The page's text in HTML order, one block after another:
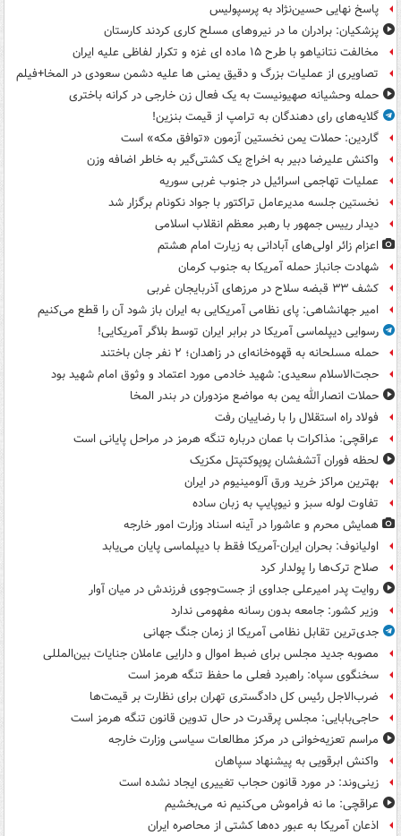
پاسخ نهایی حسین‌نژاد به پرسپولیس
پزشکیان: برادران ما در نیروهای مسلح کاری کردند کارستان
مخالفت نتانیاهو با طرح ۱۵ ماده ای غزه و تکرار لفاظی علیه ایران
تصاویری از عملیات بزرگ و دقیق یمنی ها علیه دشمن سعودی در المخا+فیلم
حمله وحشیانه صهیونیست به یک فعال زن خارجی در کرانه باختری
گلایه‌های رای دهندگان به ترامپ از قیمت بنزین!
گاردین: حملات یمن نخستین آزمون «توافق مکه» است
واکنش علیرضا دبیر به اخراج یک کشتی‌گیر به خاطر اضافه وزن
عملیات تهاجمی اسرائیل در جنوب غربی سوریه
نخستین جلسه مدیرعامل تراکتور با جواد نکونام برگزار شد
دیدار رییس جمهور با رهبر معظم انقلاب اسلامی
اعزام زائر اولی‌های آبادانی به زیارت امام هشتم
شهادت جانباز حمله آمریکا به جنوب کرمان
کشف ۳۳ قبضه سلاح در مرزهای آذربایجان غربی
امیر جهانشاهی: پای نظامی آمریکایی به ایران باز شود آن را قطع می‌کنیم
رسوایی دیپلماسی آمریکا در برابر ایران توسط بلاگر آمریکایی!
حمله مسلحانه به قهوه‌خانه‌ای در زاهدان؛ ۲ نفر جان باختند
حجت‌الاسلام سعیدی: شهید خادمی مورد اعتماد و وثوق امام شهید بود
حملات انصارالله یمن به مواضع مزدوران در بندر المخا
فولاد راه استقلال را با رضاییان رفت
عراقچی: مذاکرات با عمان درباره تنگه هرمز در مراحل پایانی است
لحظه فوران آتشفشان پوپوکتپتل مکزیک
بهترین مراکز خرید ورق آلومینیوم در ایران
تفاوت لوله سبز و نیوپایپ به زبان ساده
همایش محرم و عاشورا در آینه اسناد وزارت امور خارجه
اولیانوف: بحران ایران-آمریکا فقط با دیپلماسی پایان می‌یابد
صلاح ترک‌ها را پولدار کرد
روایت پدر امیرعلی جداوی از جست‌وجوی فرزندش در میان آوار
وزیر کشور: جامعه بدون رسانه مفهومی ندارد
جدی‌ترین تقابل نظامی آمریکا از زمان جنگ جهانی
مصوبه جدید مجلس برای ضبط اموال و دارایی عاملان جنایات بین‌المللی
سخنگوی سپاه: راهبرد فعلی ما حفظ تنگه هرمز است
ضرب‌الاجل رئیس کل دادگستری تهران برای نظارت بر قیمت‌ها
حاجی‌بابایی: مجلس پرقدرت در حال تدوین قانون تنگه هرمز است
مراسم تعزیه‌خوانی در مرکز مطالعات سیاسی وزارت خارجه
واکنش ابرقویی به پیشنهاد سپاهان
زینی‌وند: در مورد قانون حجاب تغییری ایجاد نشده است
عراقچی: ما نه فراموش می‌کنیم نه می‌بخشیم
اذعان آمریکا به عبور ده‌ها کشتی از محاصره ایران